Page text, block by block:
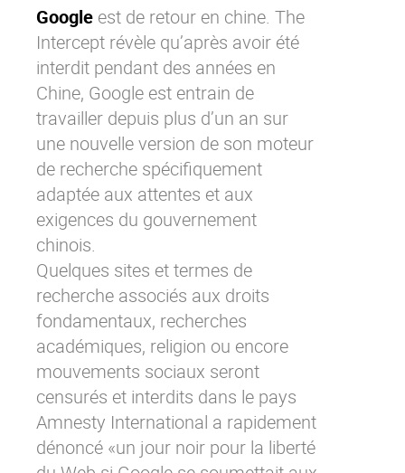
Internationalisation
Mobile
No code
Intégrations
IA maitrisée
Architecture
Sécurité
Open source
Offre Enterprise
Offre Professionnelle
A propos d’eXo
Centre de ressources
Contactez-nous
Essayez eXo
Google est de retour en chine. The
Intercept révèle qu’après avoir été
interdit pendant des années en
Chine, Google est entrain de
travailler depuis plus d’un an sur
une nouvelle version de son moteur
de recherche spécifiquement
adaptée aux attentes et aux
exigences du gouvernement
chinois.
Quelques sites et termes de
recherche associés aux droits
fondamentaux, recherches
académiques, religion ou encore
mouvements sociaux seront
censurés et interdits dans le pays
Amnesty International a rapidement
dénoncé «un jour noir pour la liberté